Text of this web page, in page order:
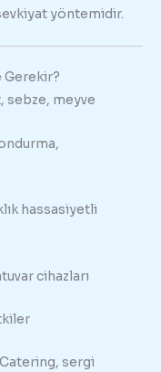
yöntemidir.
Gerekir?
sebze, meyve
hassasiyetli
cihazları
sergi